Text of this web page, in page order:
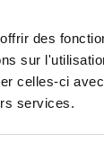
des
sur
celles-ci
services.
Gaine -
poitrine